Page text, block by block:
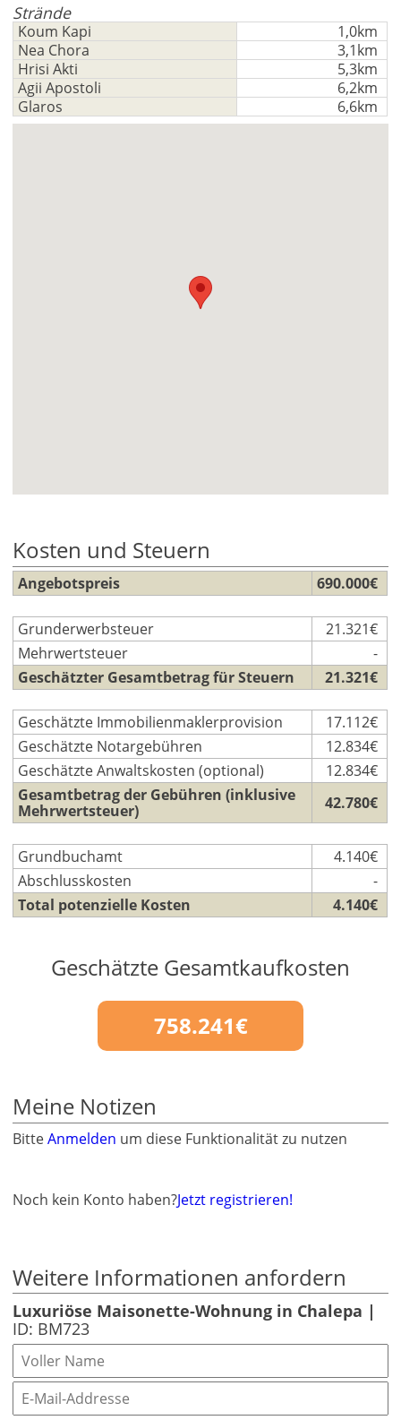
Strände
Koum Kapi
1,0km
Nea Chora
3,1km
Hrisi Akti
5,3km
Agii Apostoli
6,2km
Glaros
6,6km
Kosten und Steuern
Angebotspreis 690.000€
Grunderwerbsteuer
21.321€
Mehrwertsteuer
-
Geschätzter Gesamtbetrag für Steuern
21.321€
Geschätzte Immobilienmaklerprovision
17.112€
Geschätzte Notargebühren
12.834€
Geschätzte Anwaltskosten (optional)
12.834€
Gesamtbetrag der Gebühren (inklusive
Mehrwertsteuer)
42.780€
Grundbuchamt
4.140€
Abschlusskosten
-
Total potenzielle Kosten
4.140€
Geschätzte Gesamtkaufkosten
758.241€
Meine Notizen
BitteAnmelden um diese Funktionalität zu nutzen
Noch kein Konto haben?Jetzt registrieren!
Weitere Informationen anfordern
Luxuriöse Maisonette-Wohnung in Chalepa |
ID: BM723